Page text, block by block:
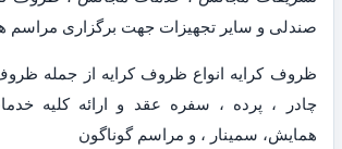
صندلی و سایر تجهیزات جهت برگزاری مراسم
ظروف کرایه انواع ظروف کرایه از جمله
چادر ، پرده ، سفره عقد و ارائه کلیه
همایش، سمینار ، و مراسم گوناگون